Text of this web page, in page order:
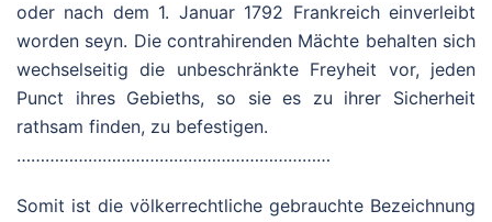
oder nach dem 1. Januar 1792 Frankreich einverleibt
worden seyn. Die contrahirenden Mächte behalten sich
wechselseitig die unbeschränkte Freyheit vor, jeden
Punct ihres Gebieths, so sie es zu ihrer Sicherheit
rathsam finden, zu befestigen.
…………………………………………………………
Somit ist die völkerrechtliche gebrauchte Bezeichnung